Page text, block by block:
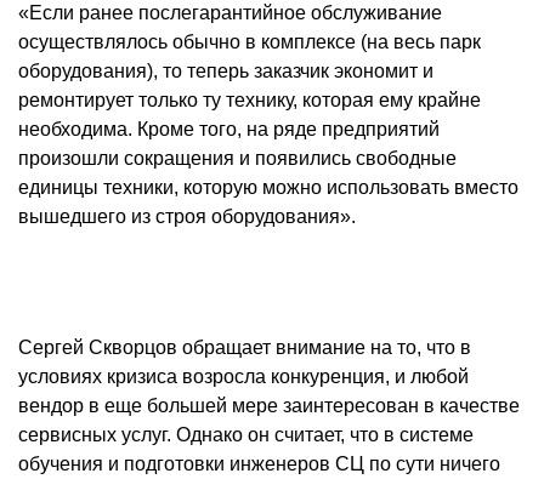
«Если ранее послегарантийное обслуживание
осуществлялось обычно в комплексе (на весь парк
оборудования), то теперь заказчик экономит и
ремонтирует только ту технику, которая ему крайне
необходима. Кроме того, на ряде предприятий
произошли сокращения и появились свободные
единицы техники, которую можно использовать вместо
вышедшего из строя оборудования».
Сергей Скворцов обращает внимание на то, что в
условиях кризиса возросла конкуренция, и любой
вендор в еще большей мере заинтересован в качестве
сервисных услуг. Однако он считает, что в системе
обучения и подготовки инженеров СЦ по сути ничего